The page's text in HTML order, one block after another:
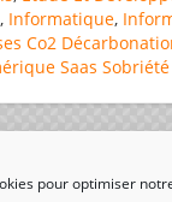
pour optimiser
, Informatique,
Co2
Saas